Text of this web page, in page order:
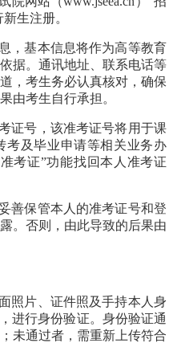
生注册。
，基本信息将作为高等教育
据。通讯地址、联系电话等
，考生务必认真核对，确保
由考生自行承担。
证号，该准考证号将用于课
考及毕业申请等相关业务办
考证”功能找回本人准考证
善保管本人的准考证号和登
。否则，由此导致的后果由
照片、证件照及手持本人身
进行身份验证。身份验证通
未通过者，需重新上传符合